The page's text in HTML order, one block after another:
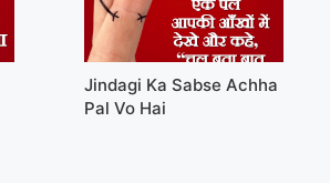
Jindagi Ka Sabse Achha
Pal Vo Hai